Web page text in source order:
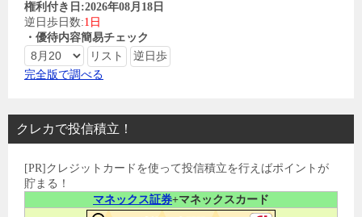
権利付き日:2026年08月18日
逆日歩日数:1日
・優待内容簡易チェック
完全版で調べる
クレカで投信積立！
[PR]クレジットカードを使って投信積立を行えばポイントが
貯まる！
マネックス証券+マネックスカード